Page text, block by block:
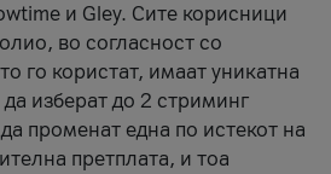
и Gley. Сите корисници
во согласност со
го користат, имаат уникатна
изберат до 2 стриминг
променат една по истекот на
претплата, и тоа